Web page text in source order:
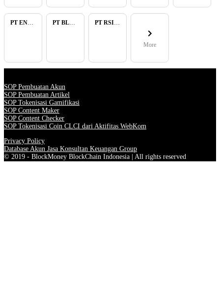
More
SOP Pembuatan Akun
SOP Pembuatan Artikel
SOP Tokenisasi Gamifikasi
SOP Content Maker
SOP Content Checker
SOP Tokenisasi Coin CLCI dari Aktifitas WebKom
Privacy Policy
Database Akun Jasa Konsultan Keuangan Group
© 2019 - BlockMoney BlockChain Indonesia | All rights reserved